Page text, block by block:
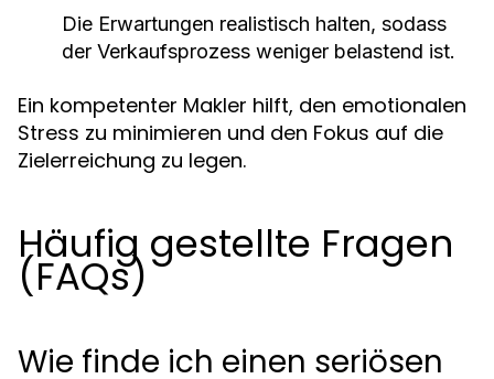
Die Erwartungen realistisch halten, sodass
der Verkaufsprozess weniger belastend ist.
Ein kompetenter Makler hilft, den emotionalen
Stress zu minimieren und den Fokus auf die
Zielerreichung zu legen.
Häufig gestellte Fragen
(FAQs)
Wie finde ich einen seriösen